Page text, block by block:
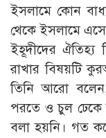
ইসলামে কোন
থেকে ইসলামে
ইহূদীদের ঐতিহ্য
রাখার বিষয়টি
তিনি আরো
পরতে ও চুল ঢেকে
বলা হয়নি। গত